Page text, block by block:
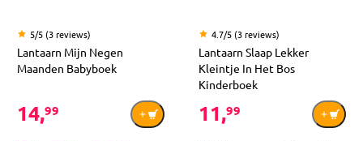
5/5 (3 reviews)
Lantaarn Mijn Negen
Maanden Babyboek
14,99
4.7/5 (3 reviews)
Lantaarn Slaap Lekker
Kleintje In Het Bos
Kinderboek
11,99